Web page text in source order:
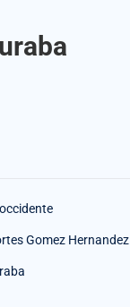
Gomez Hernandez